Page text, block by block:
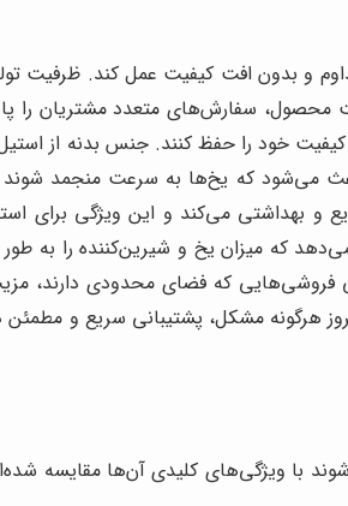
و بدون افت کیفیت عمل کند. ظرفیت
محصول، سفارش‌های متعدد مشتریان را
خود را حفظ کنند. جنس بدنه از
می‌شود که یخ‌ها به سرعت منجمد
و بهداشتی می‌کند و این ویژگی برای
که میزان یخ و شیرین‌کننده را به
فروشی‌هایی که فضای محدودی دارند،
هرگونه مشکل، پشتیبانی سریع و
با ویژگی‌های کلیدی آن‌ها مقایسه